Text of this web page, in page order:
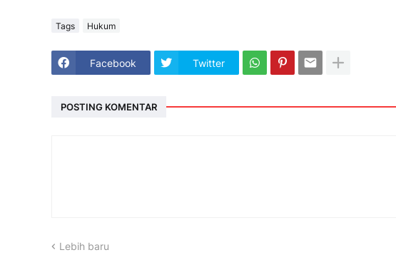
Tags Hukum
Facebook Twitter
POSTING KOMENTAR
Lebih baru